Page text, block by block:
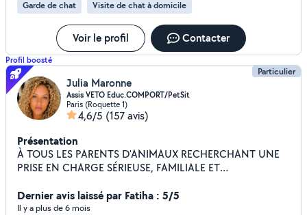
Garde de chat Visite de chat à domicile
Voir le profil Contacter
Profil boosté
Particulier
Julia Maronne
Assis VETO Educ.COMPORT/PetSit
Paris (Roquette 1)
4,6/5 (157 avis)
Présentation
À TOUS LES PARENTS D'ANIMAUX RECHERCHANT UNE
PRISE EN CHARGE SÉRIEUSE, FAMILIALE ET
comme de véritables membres de la famille. Assistante
vétérinaire et comportementaliste animalière, je propose
Dernier avis laissé par Fatiha : 5/5
Il y a plus de 6 mois